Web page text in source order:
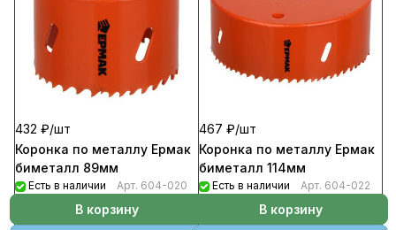
432 ₽/шт
Коронка по металлу Ермак
биметалл 89мм
Есть в наличии Арт. 604-020
В корзину
467 ₽/шт
Коронка по металлу Ермак
биметалл 114мм
Есть в наличии Арт. 604-022
В корзину